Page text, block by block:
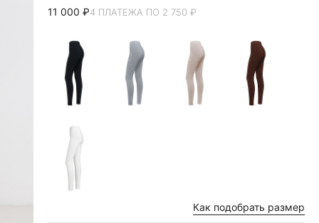
11 000 ₽4 ПЛАТЕЖА ПО 2 750 ₽
Как подобрать размер